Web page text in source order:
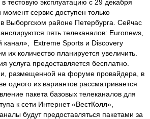
тестовую эксплуатацию с 29 декабря
сервис доступен только
Выборгском районе Петербурга. Сейчас
пять телеканалов: Euronews,
Extreme Sports и Discovery
количество планируется увеличить.
услуга предоставляется бесплатно.
размещенной на форуме провайдера, в
одного из вариантов рассматривается
пакета базовых телеканалов для
к сети Интернет «ВестКолл»,
будут предоставляться пакетами за